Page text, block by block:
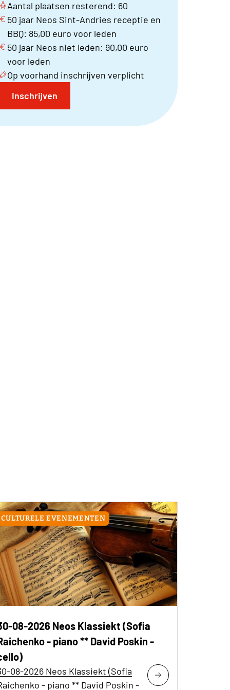
Aantal plaatsen resterend: 60
50 jaar Neos Sint-Andries receptie en
BBQ: 85,00 euro voor leden
50 jaar Neos niet leden: 90,00 euro
voor leden
Op voorhand inschrijven verplicht
Inschrijven
CULTURELE EVENEMENTEN
08-2026 Neos Klassiekt (Sofia
- piano ** David Poskin -
08-2026 Neos Klassiekt (Sofia
- piano ** David Poskin -